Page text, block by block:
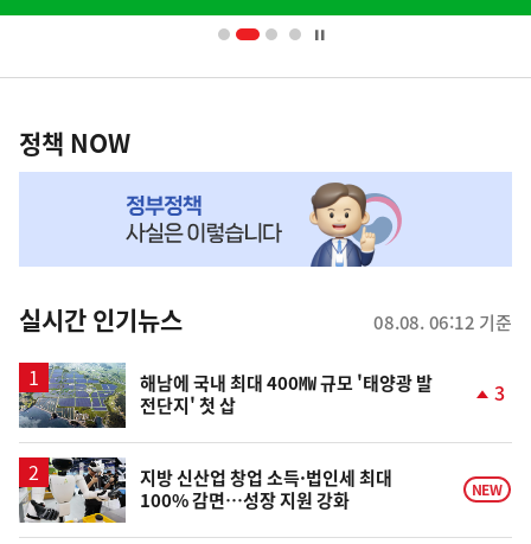
영
책
NOW,
뉴
스
정책 NOW
실시간 인기뉴스 08.08. 06:12 기준
해남에 국내 최대 400㎿ 규모 '태양광 발
전단지' 첫 삽
상
승
3
지방 신산업 창업 소득·법인세 최대
100% 감면…성장 지원 강화
NEW